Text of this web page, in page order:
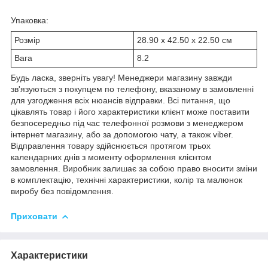
Упаковка:
Розмір
28.90 x 42.50 x 22.50 см
Вага
8.2
Будь ласка, зверніть увагу! Менеджери магазину завжди
зв'язуються з покупцем по телефону, вказаному в замовленні
для узгодження всіх нюансів відправки. Всі питання, що
цікавлять товар і його характеристики клієнт може поставити
безпосередньо під час телефонної розмови з менеджером
інтернет магазину, або за допомогою чату, а також viber.
Відправлення товару здійснюється протягом трьох
календарних днів з моменту оформлення клієнтом
замовлення. Виробник залишає за собою право вносити зміни
в комплектацію, технічні характеристики, колір та малюнок
виробу без повідомлення.
Приховати
Характеристики